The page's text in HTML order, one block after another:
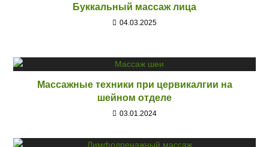
Буккальный массаж лица
04.03.2025
Массажные техники при цервикалгии на
шейном отделе
03.01.2024